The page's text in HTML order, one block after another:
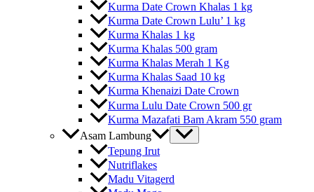
Kurma Date Crown Khalas 1 kg
Kurma Date Crown Lulu’ 1 kg
Kurma Khalas 1 kg
Kurma Khalas 500 gram
Kurma Khalas Merah 1 Kg
Kurma Khalas Saad 10 kg
Kurma Khenaizi Date Crown
Kurma Lulu Date Crown 500 gr
Kurma Mazafati Bam Akram 550 gram
Asam Lambung
Tepung Irut
Nutriflakes
Madu Vitagerd